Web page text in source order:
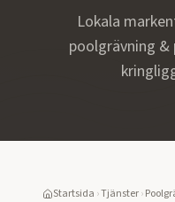
Lokala
poolgrävning
Startsida ›Tjänster›